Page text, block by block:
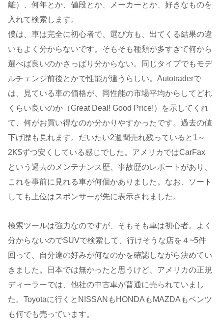
離）、何年とか、値段とか、メーカーとか、好きなものを
入れて検索します。
僕は、車は完全に初心者で、選び方も、出てくる結果の違
いもよく分からないです。そもそも種類が多すぎて何から
選べば良いのかさっぱり分からない。同じタイプでもモデ
ルチェンジ前後とかで性能が違うらしい。Autotraderで
は、見ている車の価格が、同性能の市場平均からしてどれ
くらい良いのか（Great Deal! Good Price!）を示してくれ
て、何がお買い得なのか分かりやすかったです。過去の値
下げ歴も見れます。だいたい2週間売れ残っていると1～
2K$ずつ安くしている感じでした。アメリカではCarFax
という過去のメンテナンス歴、事故歴のレポートがあり、
これを事前に見れる車が何個かありました。なお、ソート
しても上位はスポンサーが先に表示されました。
検索ツールは強力なのですが、そもそも車は初心者。よく
分からないのでSUVで検索して、行けそうな店を４~5件
回って、自分達の好みが何なのかを確認しながら決めてい
きました。日本では無かったと思うけど、アメリカの正規
ディーラーでは、他社の中古車が普通に売られていまし
た。Toyotaに行くとNISSANもHONDAもMAZDAもベンツ
も何でも売っています。